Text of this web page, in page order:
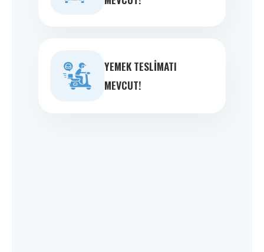
YEMEK TESLIMATI
MEVCUT!